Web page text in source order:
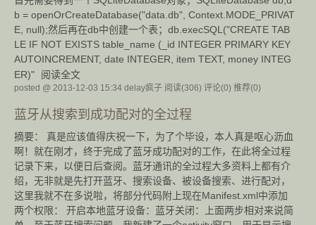
b = openOrCreateDatabase("data.db", Context.MODE_PRIVAT
E, null);然后再在db中创建一个表；db.execSQL("CREATE TAB
LE IF NOT EXISTS table_name (_id INTEGER PRIMARY KEY
AUTOINCREMENT, date INTEGER, item TEXT, money INTEG
ER)"
阅读全文
posted @ 2013-12-03 15:34 delay疯子 阅读(306) 评论(0) 推荐(0)
蓝牙从搜索到成功配对的全过程
摘要： 真是应该值得庆祝一下，为了个毕设，本人真是呕心沥血
啊！就在刚才，终于完成了蓝牙成功配对的工作，在此将全过程
记录下来，以便日后查阅。蓝牙通讯的全过程大多资料上都有介
绍，无非就是先打开蓝牙、搜索设备、被设备搜索、进行配对，
这里我就不在多说啦，将部分代码附上现在Manifest.xml中添加
两个权限： 开启本地蓝牙设备：蓝牙关闭：上面两步相对来说简